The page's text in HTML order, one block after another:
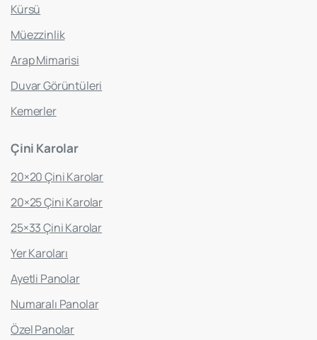
Kürsü
Müezzinlik
Arap Mimarisi
Duvar Görüntüleri
Kemerler
Çini Karolar
20×20 Çini Karolar
20×25 Çini Karolar
25×33 Çini Karolar
Yer Karoları
Ayetli Panolar
Numaralı Panolar
Özel Panolar